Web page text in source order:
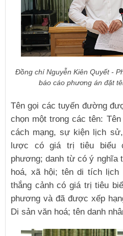
Đồng chí Nguyễn Kiên Quyết -
báo cáo phương án đặt
Tên gọi các tuyến đường
chọn một trong các tên:
cách mạng, sự kiện lịch
lược có giá trị tiêu biểu
phương; danh từ có ý nghĩa
hoá, xã hội; tên di tích
thắng cảnh có giá trị tiêu
phương và đã được xếp
Di sản văn hoá; tên danh